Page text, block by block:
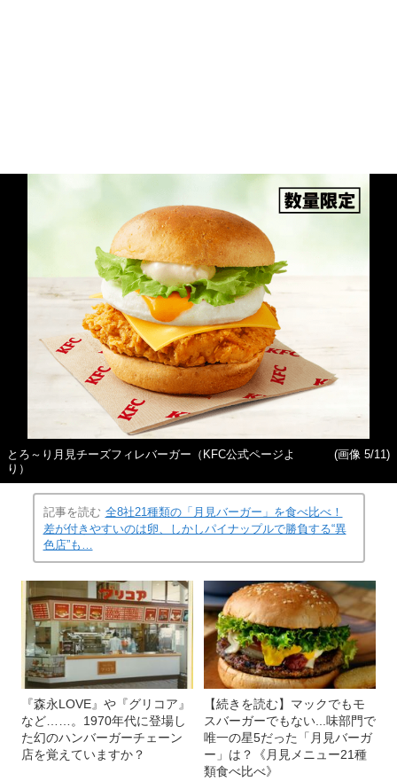
とろ～り月見チーズフィレバーガー（KFC公式ページよ
り）
(画像 5/11)
記事を読む 全8社21種類の「月見バーガー」を食べ比べ！
差が付きやすいのは卵、しかしパイナップルで勝負する“異
色店”も…
『森永LOVE』や『グリコア』
など……。1970年代に登場し
た幻のハンバーガーチェーン
店を覚えていますか？
【続きを読む】マックでもモ
スバーガーでもない...味部門で
唯一の星5だった「月見バーガ
ー」は？《月見メニュー21種
類食べ比べ》